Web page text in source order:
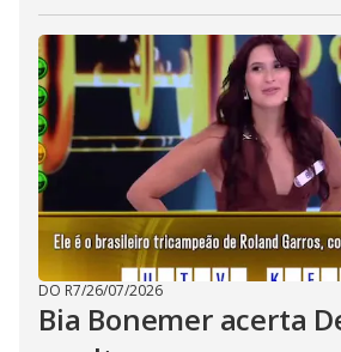
DO R7/26/07/2026
Bia Bonemer acerta